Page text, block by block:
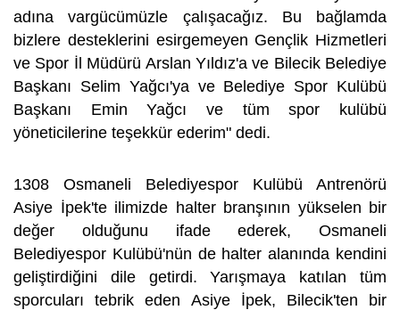
adına vargücümüzle çalışacağız. Bu bağlamda
bizlere desteklerini esirgemeyen Gençlik Hizmetleri
ve Spor İl Müdürü Arslan Yıldız'a ve Bilecik Belediye
Başkanı Selim Yağcı'ya ve Belediye Spor Kulübü
Başkanı Emin Yağcı ve tüm spor kulübü
yöneticilerine teşekkür ederim" dedi.
1308 Osmaneli Belediyespor Kulübü Antrenörü
Asiye İpek'te ilimizde halter branşının yükselen bir
değer olduğunu ifade ederek, Osmaneli
Belediyespor Kulübü'nün de halter alanında kendini
geliştirdiğini dile getirdi. Yarışmaya katılan tüm
sporcuları tebrik eden Asiye İpek, Bilecik'ten bir